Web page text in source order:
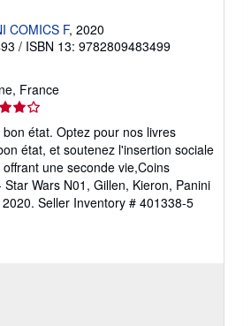
COMICS F, 2020
/ ISBN 13: 9782809483499
France
état. Optez pour nos livres
état, et soutenez l'insertion sociale
une seconde vie,Coins
Wars N01, Gillen, Kieron, Panini
Seller Inventory # 401338-5